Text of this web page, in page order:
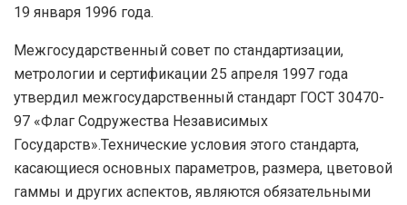
19 января 1996 года.
Межгосударственный совет по стандартизации,
метрологии и сертификации 25 апреля 1997 года
утвердил межгосударственный стандарт ГОСТ 30470-
97 «Флаг Содружества Независимых
Государств».Технические условия этого стандарта,
касающиеся основных параметров, размера, цветовой
гаммы и других аспектов, являются обязательными